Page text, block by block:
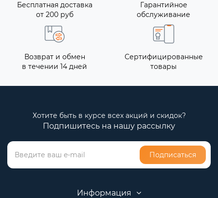
Бесплатная доставка
от 200 руб
Гарантийное
обслуживание
Возврат и обмен
в течении 14 дней
Сертифицированные
товары
Хотите быть в курсе всех акций и скидок?
Подпишитесь на нашу рассылку
Подписаться
Информация